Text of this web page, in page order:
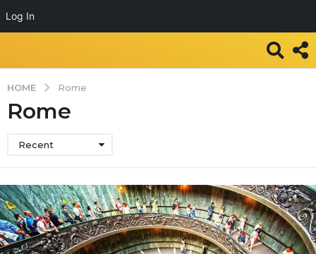
Log In
HOME Rome
Rome
Recent